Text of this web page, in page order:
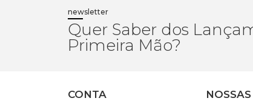
newsletter
Quer Saber dos
Primeira Mão?
CONTA